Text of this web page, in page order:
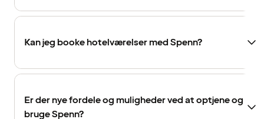
Kan jeg booke hotelværelser med Spenn?
Er der nye fordele og muligheder ved at optjene og
bruge Spenn?